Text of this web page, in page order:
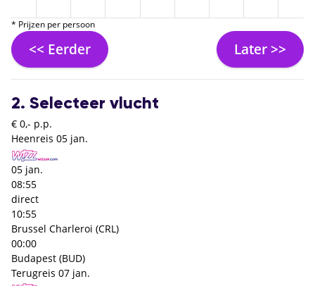
* Prijzen per persoon
<< Eerder Later >>
2. Selecteer vlucht
€ 0,- p.p.
Heenreis 05 jan.
05 jan.
08:55
direct
10:55
Brussel Charleroi (CRL)
00:00
Budapest (BUD)
Terugreis 07 jan.